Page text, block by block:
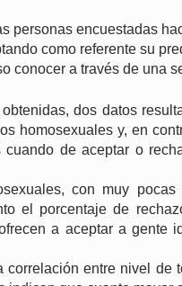
personas encuestadas
como referente su
conocer a través de una
dos datos
homosexuales y, en
cuando de aceptar o
con muy
el porcentaje de
a aceptar a gente
correlación entre nivel de